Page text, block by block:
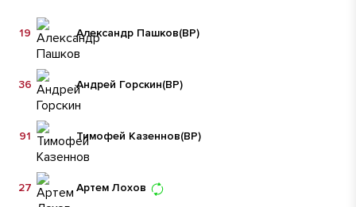
Александр Пашков(ВР)
19
Андрей Горскин(ВР)
36
Тимофей Казеннов(ВР)
91
Артем Лохов
27